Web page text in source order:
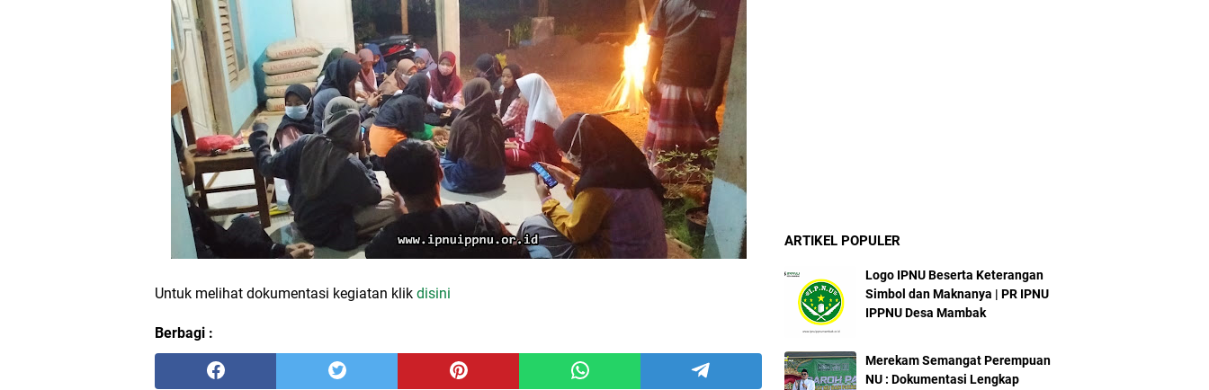
Untuk melihat dokumentasi kegiatan klik disini
Berbagi :
ARTIKEL POPULER
Logo IPNU Beserta Keterangan
Simbol dan Maknanya | PR IPNU
IPPNU Desa Mambak
Merekam Semangat Perempuan
NU : Dokumentasi Lengkap